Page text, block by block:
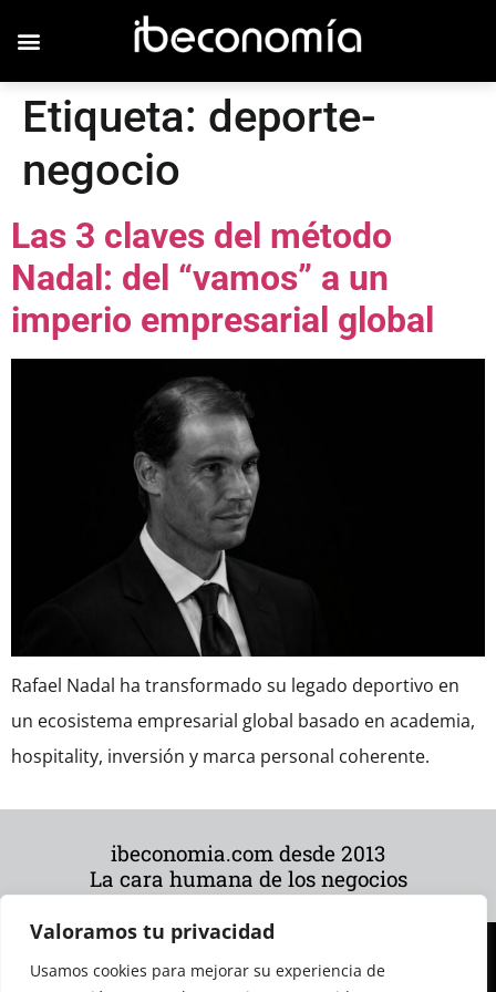
Valoramos tu privacidad
Usamos cookies para mejorar su experiencia de
Etiqueta: deporte-
negocio
Las 3 claves del método
Nadal: del “vamos” a un
imperio empresarial global
Rafael Nadal ha transformado su legado deportivo en
un ecosistema empresarial global basado en academia,
hospitality, inversión y marca personal coherente.
ibeconomia.com desde 2013
La cara humana de los negocios